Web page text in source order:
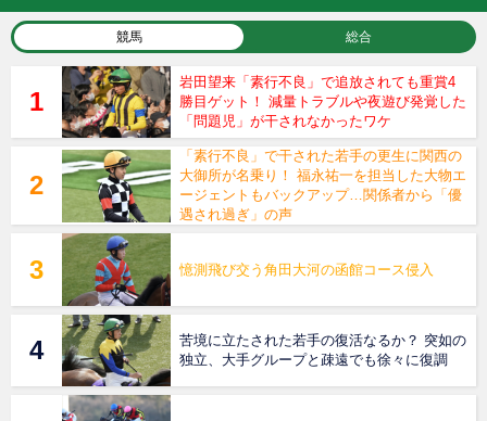
競馬 総合
岩田望来「素行不良」で追放されても重賞4
勝目ゲット！ 減量トラブルや夜遊び発覚した
「問題児」が干されなかったワケ
「素行不良」で干された若手の更生に関西の
大御所が名乗り！ 福永祐一を担当した大物エ
ージェントもバックアップ…関係者から「優
遇され過ぎ」の声
憶測飛び交う角田大河の函館コース侵入
苦境に立たされた若手の復活なるか？ 突如の
独立、大手グループと疎遠でも徐々に復調